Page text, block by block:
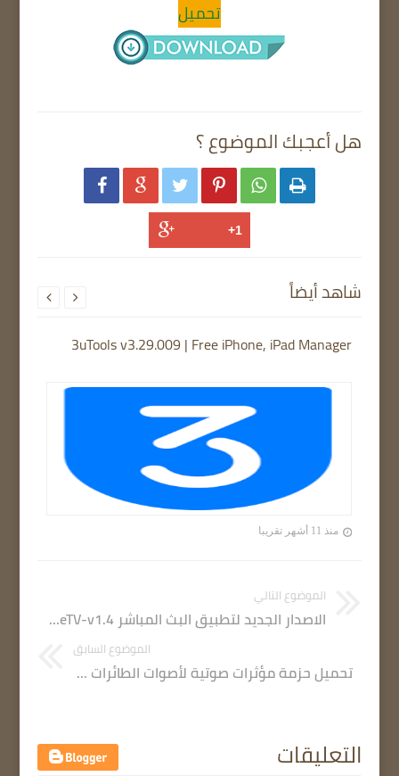
تحميل
هل أعجبك الموضوع ؟
     
شاهد أيضاً
3uTools v3.29.009 | Free iPhone, iPad Manager
منذ 11 أشهر تقريبا
 
الموضوع التالي
الاصدار الجديد لتطبيق البث المباشر Forever LiveTV-v1.4
الموضوع السابق
تحميل حزمة مؤثرات صوتية لأصوات الطائرات النفاثة Boom Library - Jet Fly Bys
التعليقات